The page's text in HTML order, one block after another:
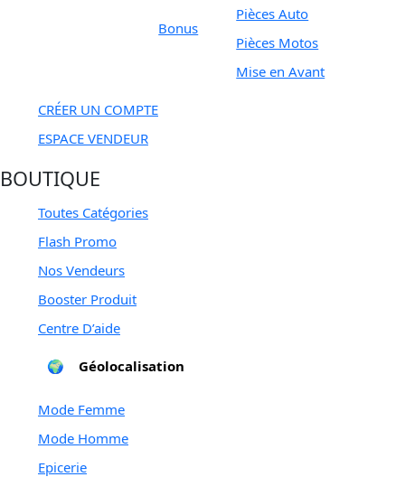
Bonus
Pièces Auto
Pièces Motos
Mise en Avant
CRÉER UN COMPTE
ESPACE VENDEUR
BOUTIQUE
Toutes Catégories
Flash Promo
Nos Vendeurs
Booster Produit
Centre D’aide
🌍 Géolocalisation
Mode Femme
Mode Homme
Epicerie